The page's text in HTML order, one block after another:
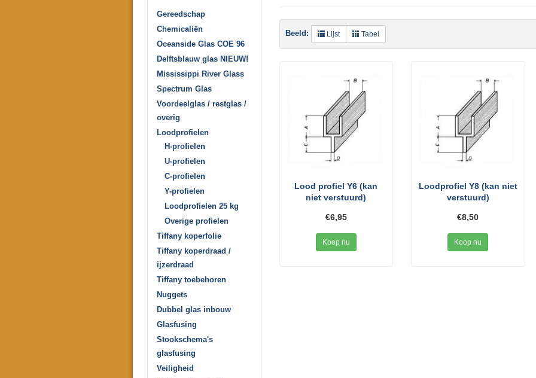
Beeld: Lijst Tabel
Lood profiel Y6 (kan
niet verstuurd)
€6,95
Koop nu
Loodprofiel Y8 (kan niet
verstuurd)
€8,50
Koop nu
Gereedschap
Chemicaliën
Oceanside Glas COE 96
Delftsblauw glas NIEUW!
Mississippi River Glass
Spectrum Glas
Voordeelglas / restglas /
overig
Loodprofielen
H-profielen
U-profielen
C-profielen
Y-profielen
Loodprofielen 25 kg
Overige profielen
Tiffany koperfolie
Tiffany koperdraad /
ijzerdraad
Tiffany toebehoren
Nuggets
Dubbel glas inbouw
Glasfusing
Stookschema's
glasfusing
Veiligheid